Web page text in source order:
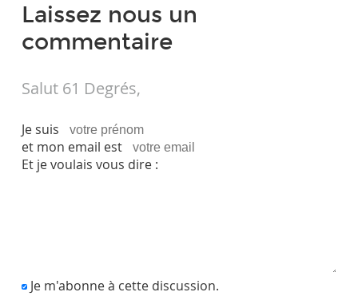
Laissez nous un
commentaire
Salut 61 Degrés,
Je suis
et mon email est
Et je voulais vous dire :
Je m'abonne à cette discussion.